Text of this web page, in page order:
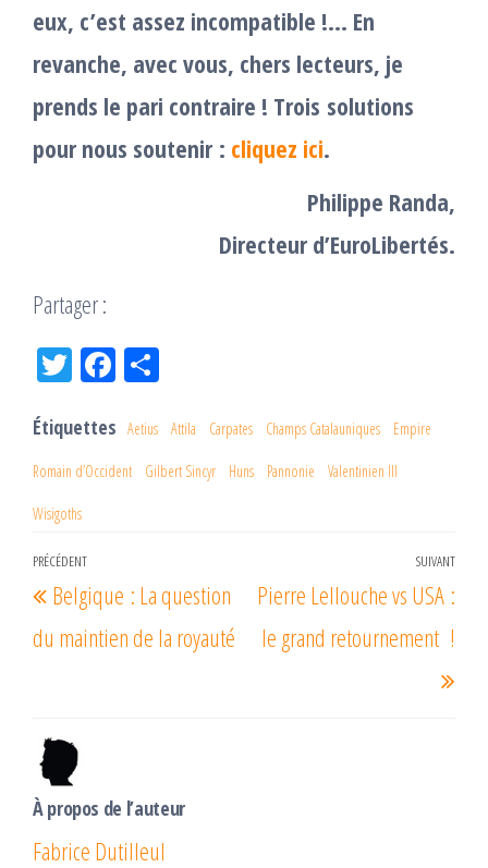
eux, c’est assez incompatible !… En
revanche, avec vous, chers lecteurs, je
prends le pari contraire ! Trois solutions
pour nous soutenir : cliquez ici.
Philippe Randa,
Directeur d’EuroLibertés.
Partager :
Tw
er
Fac
oo
k
ge
r
Étiquettes Aetius Attila Carpates Champs Catalauniques Empire
Romain d’Occident Gilbert Sincyr Huns Pannonie Valentinien III
Wisigoths
Navigation
de
l’article
Article
précédent
PRÉCÉDENT
Belgique : La question
du maintien de la royauté
SUIVANT
Pierre Lellouche vs USA :
le grand retournement !
À propos de l’auteur
Fabrice Dutilleul